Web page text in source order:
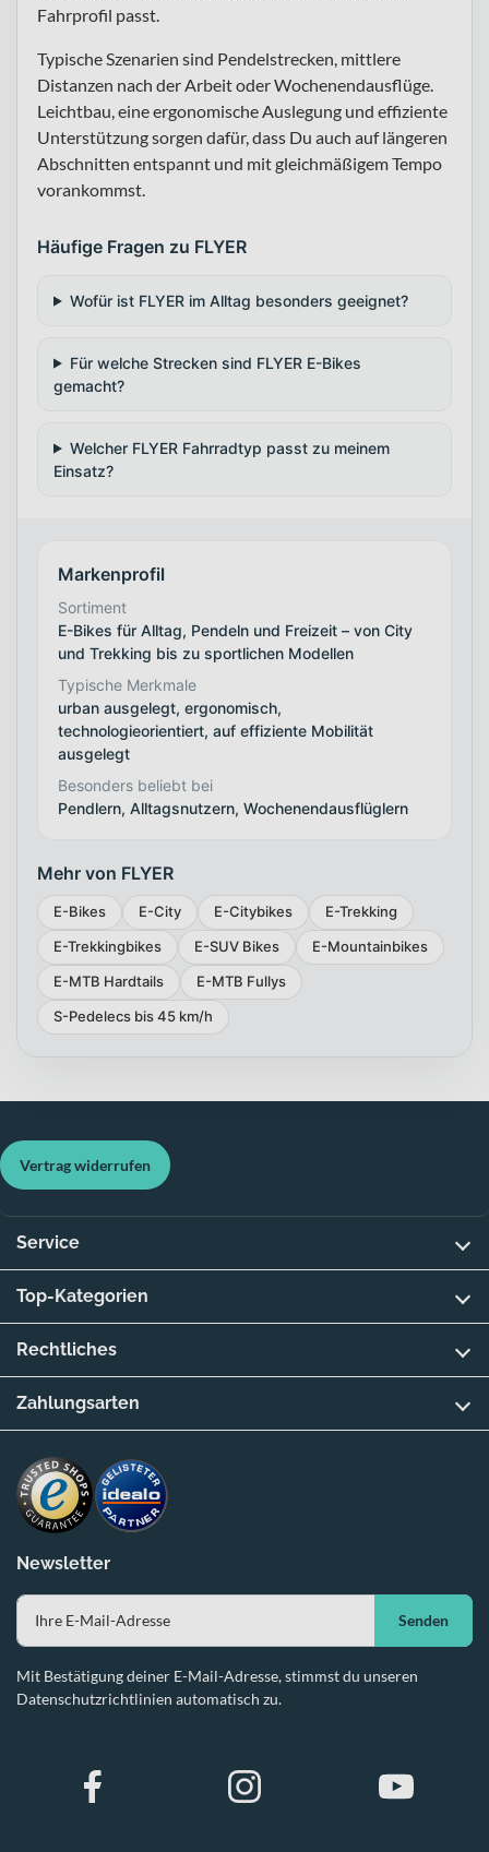
Fahrprofil passt.
Typische Szenarien sind Pendelstrecken, mittlere
Distanzen nach der Arbeit oder Wochenendausflüge.
Leichtbau, eine ergonomische Auslegung und effiziente
Unterstützung sorgen dafür, dass Du auch auf längeren
Abschnitten entspannt und mit gleichmäßigem Tempo
vorankommst.
Häufige Fragen zu FLYER
Wofür ist FLYER im Alltag besonders geeignet?
Für welche Strecken sind FLYER E-Bikes
gemacht?
Welcher FLYER Fahrradtyp passt zu meinem
Einsatz?
Markenprofil
Sortiment
E-Bikes für Alltag, Pendeln und Freizeit – von City
und Trekking bis zu sportlichen Modellen
Typische Merkmale
urban ausgelegt, ergonomisch,
technologieorientiert, auf effiziente Mobilität
ausgelegt
Besonders beliebt bei
Pendlern, Alltagsnutzern, Wochenendausflüglern
Mehr von FLYER
E-Bikes E-City E-Citybikes
E-Trekking
E-Trekkingbikes
E-SUV Bikes
E-Mountainbikes
E-MTB Hardtails
E-MTB Fullys
S-Pedelecs bis 45 km/h
Newsletter
Senden
Mit Bestätigung deiner E-Mail-Adresse, stimmst du unseren
Datenschutzrichtlinien automatisch zu.
Vertrag widerrufen
Service
Top-Kategorien
Rechtliches
Zahlungsarten